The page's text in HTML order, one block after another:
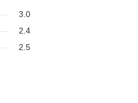
3.0
2.4
2.5